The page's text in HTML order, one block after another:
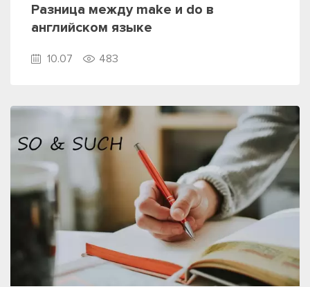
Разница между make и do в
английском языке
10.07 483